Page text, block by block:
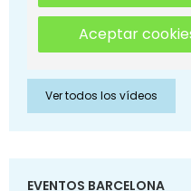
Aceptar
Ver todos los vídeos
EVENTOS BARCELONA